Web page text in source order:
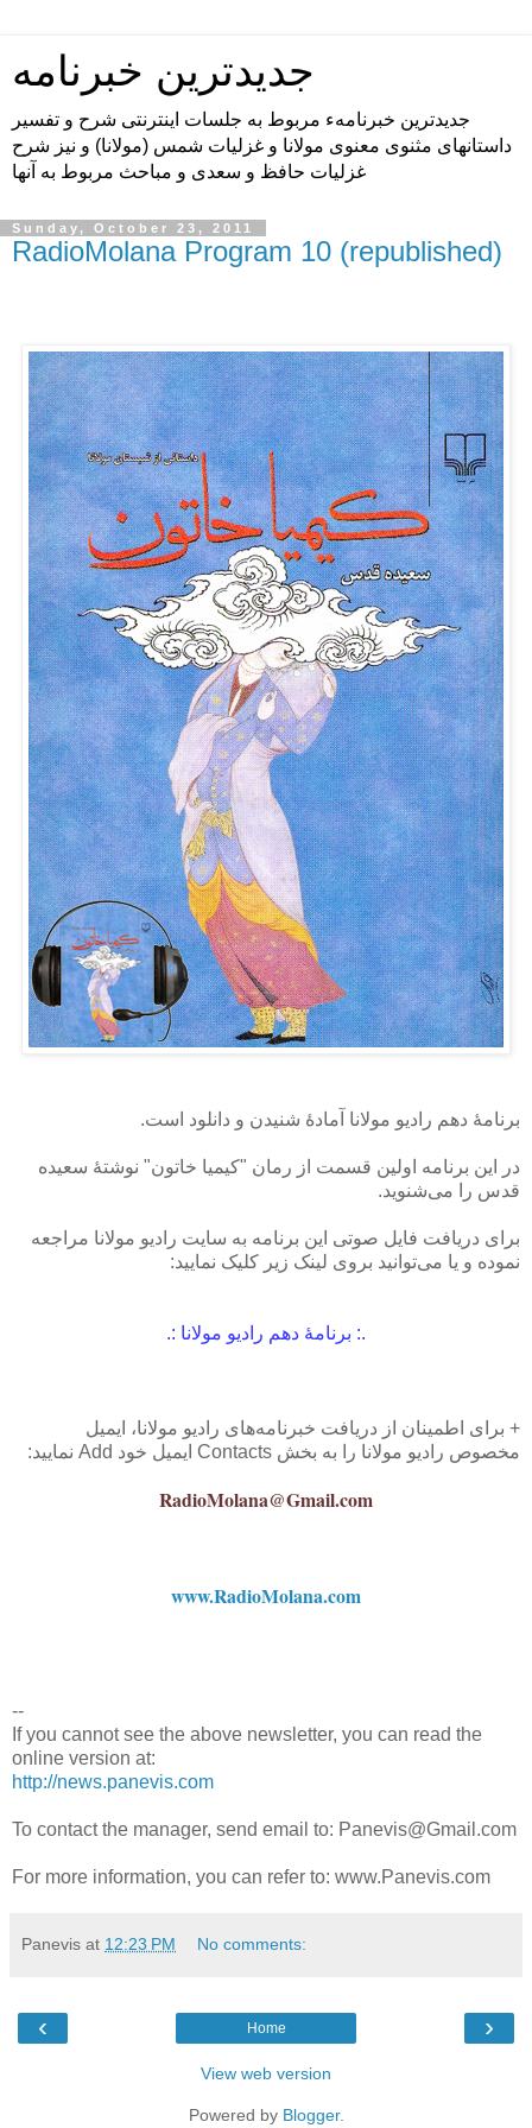
جدیدترین خبرنامه
جدیدترین خبرنامهء مربوط به جلسات اینترنتی شرح و تفسیر
داستانهای مثنوی معنوی مولانا و غزلیات شمس (مولانا) و نیز شرح
غزلیات حافظ و سعدی و مباحث مربوط به آنها
Sunday, October 23, 2011
RadioMolana Program 10 (republished)
برنامهٔ دهم رادیو مولانا آمادهٔ شنیدن و دانلود است.
در این برنامه اولین قسمت از رمان "کیمیا خاتون" نوشتهٔ سعیده
قدس را می‌شنوید.
برای دریافت فایل‌ صوتی این برنامه به سایت رادیو مولانا مراجعه
نموده و یا می‌توانید بروی لینک زیر کلیک نمایید:
.: برنامهٔ دهم رادیو مولانا :.
+ برای اطمینان از دریافت خبرنامه‌های رادیو مولانا، ایمیل
مخصوص رادیو مولانا را به بخش Contacts ایمیل خود Add نمایید:
RadioMolana@Gmail.com
www.RadioMolana.com
--
If you cannot see the above newsletter, you can read the
online version at:
http://news.panevis.com
To contact the manager, send email to: Panevis@Gmail.com
For more information, you can refer to: www.Panevis.com
Panevis at 12:23 PM No comments:
‹ ›
Home
View web version
Powered by Blogger.